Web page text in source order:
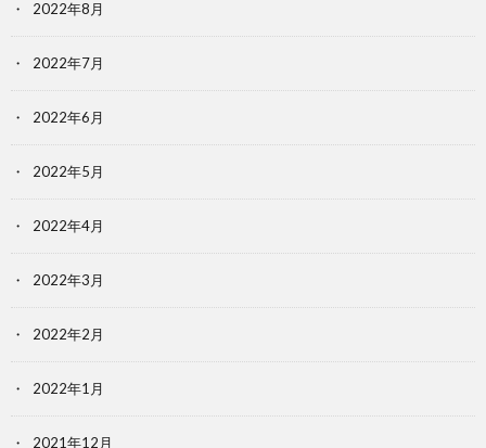
2022年8月
2022年7月
2022年6月
2022年5月
2022年4月
2022年3月
2022年2月
2022年1月
2021年12月